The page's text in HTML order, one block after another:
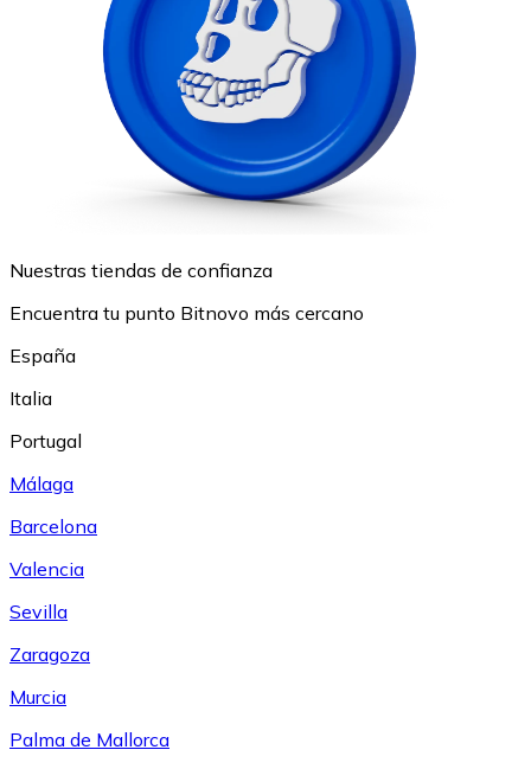
Nuestras tiendas de confianza
Encuentra tu punto Bitnovo más cercano
España
Italia
Portugal
Málaga
Barcelona
Valencia
Sevilla
Zaragoza
Murcia
Palma de Mallorca